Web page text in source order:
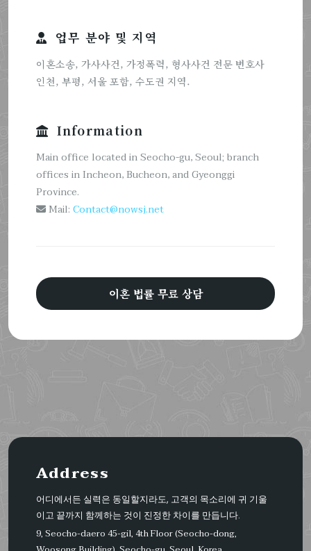
업무 분야 및 지역
이혼소송, 가사사건, 가정폭력, 형사사건 전문 변호사
인천, 부평, 서울 포함, 수도권 지역.
Information
Main office located in Seocho-gu, Seoul; branch
offices in Incheon, Bucheon, and Gyeonggi
Province.
Mail: Contact@nowsj.net
이혼 법률 무료 상담
Address
어디에서든 실력은 동일할지라도, 고객의 목소리에 귀 기울
이고 끝까지 함께하는 것이 진정한 차이를 만듭니다.
9, Seocho-daero 45-gil, 4th Floor (Seocho-dong,